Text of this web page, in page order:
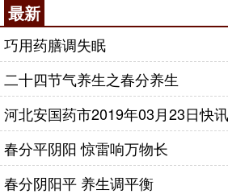
最新
巧用药膳调失眠
二十四节气养生之春分养生
河北安国药市2019年03月23日快讯
春分平阴阳 惊雷响万物长
春分阴阳平 养生调平衡